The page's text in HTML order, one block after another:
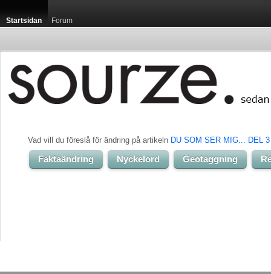
Startsidan Forum
Vad vill du föreslå för ändring på artikeln DU SOM SER MIG... DEL 3
Faktaändring Nyckelord Geotaggning